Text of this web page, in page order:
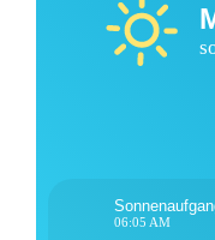
06:05 AM